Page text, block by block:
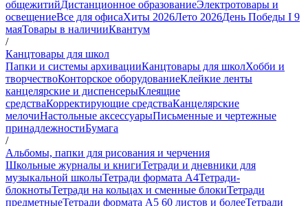
общежитийДистанционное образованиеЭлектротовары и
освещениеВсе для офисаХиты 2026Лето 2026День Победы I 9
маяТовары в наличииКвантум
/
Канцтовары для школ
Папки и системы архивацииКанцтовары для школХобби и
творчествоКонторское оборудованиеКлейкие ленты
канцелярские и диспенсерыКлеящие
средстваКорректирующие средстваКанцелярские
мелочиНастольные аксессуарыПисьменные и чертежные
принадлежностиБумага
/
Альбомы, папки для рисования и черчения
Школьные журналы и книгиТетради и дневники для
музыкальной школыТетради формата А4Тетради-
блокнотыТетради на кольцах и сменные блокиТетради
предметныеТетради формата А5 60 листов и болееТетради